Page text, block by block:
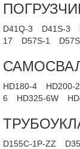
D41Q-3 D41S-3
17
D57S-1
HD180-4 HD200-2
6
HD325-6W
D155C-1P-ZZ